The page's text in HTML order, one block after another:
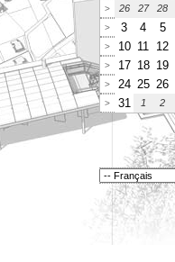
>
26 27 28
> 3 4 5
> 10 11 12
> 17 18 19
> 24 25 26
> 31 1 2